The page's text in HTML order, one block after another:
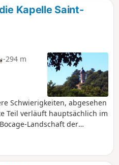
Kapelle Saint-
-294 m
Schwierigkeiten, abgesehen
Teil verläuft hauptsächlich im
Landschaft der
Kapelle Saint-